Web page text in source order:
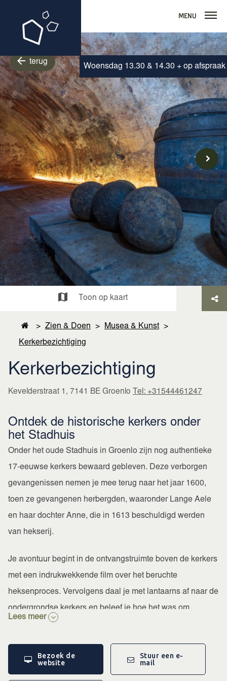
Menu
Woensdag 13.30 & 14.30 + op afspraak
terug
> Zien & Doen > Musea & Kunst >
Kerkerbezichtiging
Kerkerbezichtiging
Kevelderstraat 1, 7141 BE Groenlo Tel: +31544461247
Toon op kaart
Ontdek de historische kerkers onder
het Stadhuis
Onder het oude Stadhuis in Groenlo zijn nog authentieke
17-eeuwse kerkers bewaard gebleven. Deze verborgen
gevangenissen nemen je mee terug naar het jaar 1600,
toen ze gevangenen herbergden, waaronder Lange Aele
en haar dochter Anne, die in 1613 beschuldigd werden
van hekserij.
Je avontuur begint in de ontvangstruimte boven de kerkers
met een indrukwekkende film over het beruchte
heksenproces. Vervolgens daal je met lantaarns af naar de
ondergrondse kerkers en beleef je hoe het was om
gevangen te zitten in deze historische ruimtes. Een unieke
Instapmomenten
Lees meer
Bezoek de
website
Stuur een e-
mail